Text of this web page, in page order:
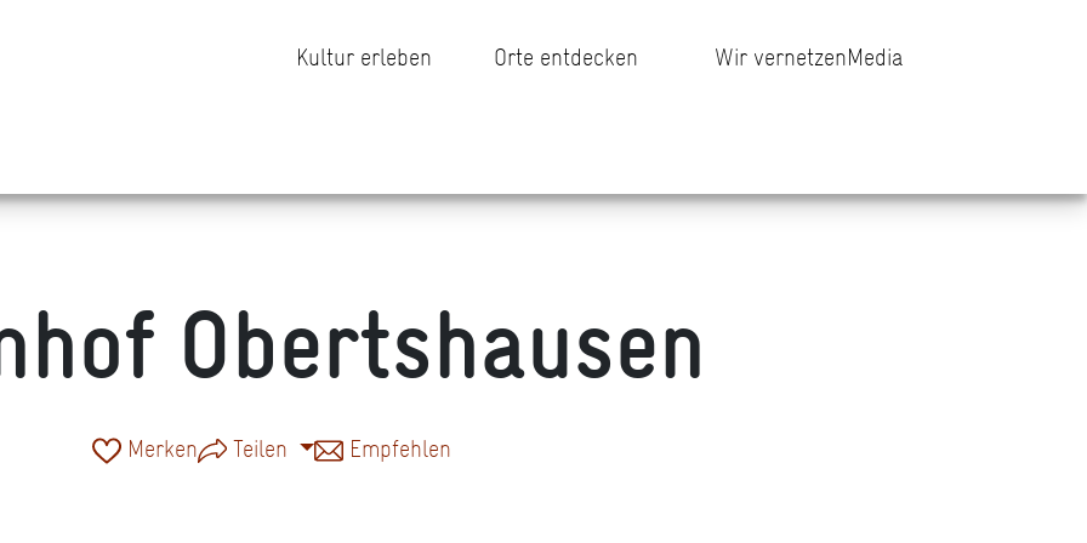
Kultur erleben Orte entdecken Wir vernetzenMedia
Obertshausen
Merken Teilen Empfehlen